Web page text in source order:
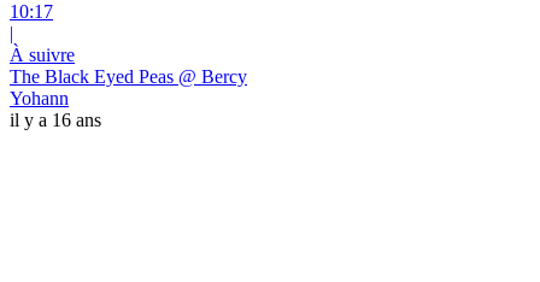
10:17
|
À suivre
The Black Eyed Peas @ Bercy
Yohann
il y a 16 ans